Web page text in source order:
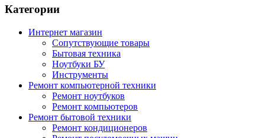
Категории
Интернет магазин
Сопутствующие товары
Бытовая техника
Ноутбуки БУ
Инструменты
Ремонт компьютерной техники
Ремонт ноутбуков
Ремонт компьютеров
Ремонт бытовой техники
Ремонт кондиционеров